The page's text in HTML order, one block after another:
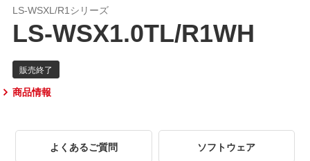
LS-WSXL/R1シリーズ
LS-WSX1.0TL/R1WH
商品情報
よくあるご質問 ソフトウェア